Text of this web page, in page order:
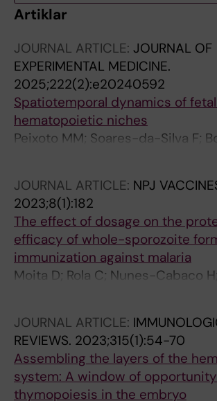
Artiklar
JOURNAL ARTICLE: JOURNAL OF
EXPERIMENTAL MEDICINE.
2025;222(2):e20240592
Spatiotemporal dynamics of
hematopoietic niches
Peixoto MM; Soares-da-Silva F;
Y; Ronteix G; Santos RF; Mailhe
Bruijn MFTR; Perkins A; Baroud
P; Cumano A
JOURNAL ARTICLE: NPJ
2023;8(1):182
The effect of dosage on the
efficacy of whole-sporozoite
immunization against malaria
Moita D; Rola C; Nunes-Cabaco
Maia TG; Othman AS; Franke-
JOURNAL ARTICLE:
REVIEWS. 2023;315(1):54-70
Assembling the layers of the
system: A window of
thymopoiesis in the embryo